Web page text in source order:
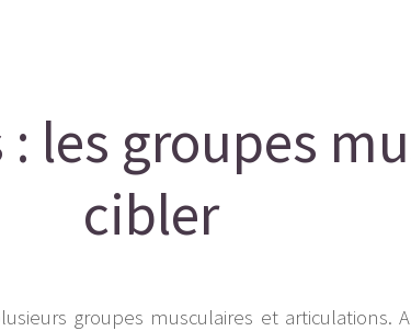
: les groupes
cibler
groupes musculaires et articulations.